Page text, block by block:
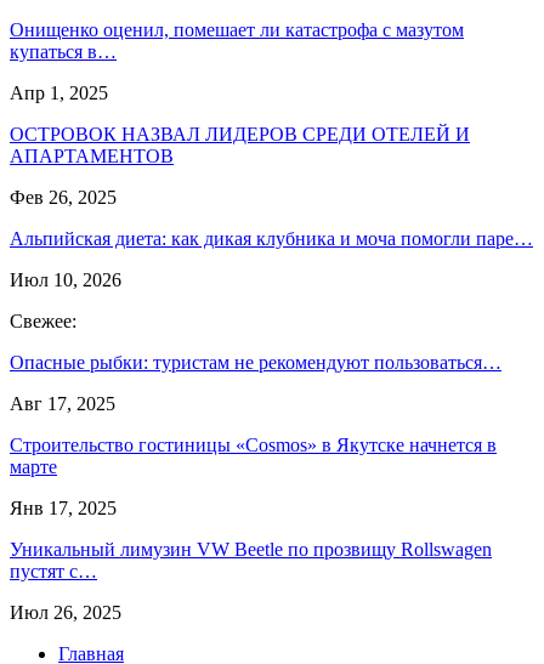
Онищенко оценил, помешает ли катастрофа с мазутом
купаться в…
Апр 1, 2025
ОСТРОВОК НАЗВАЛ ЛИДЕРОВ СРЕДИ ОТЕЛЕЙ И
АПАРТАМЕНТОВ
Фев 26, 2025
Альпийская диета: как дикая клубника и моча помогли паре…
Июл 10, 2026
Свежее:
Опасные рыбки: туристам не рекомендуют пользоваться…
Авг 17, 2025
Строительство гостиницы «Cosmos» в Якутске начнется в
марте
Янв 17, 2025
Уникальный лимузин VW Beetle по прозвищу Rollswagen
пустят с…
Июл 26, 2025
Главная